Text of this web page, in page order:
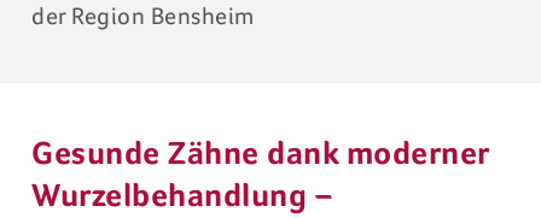
der Region Bensheim
Gesunde Zähne dank moderner
Wurzelbehandlung –